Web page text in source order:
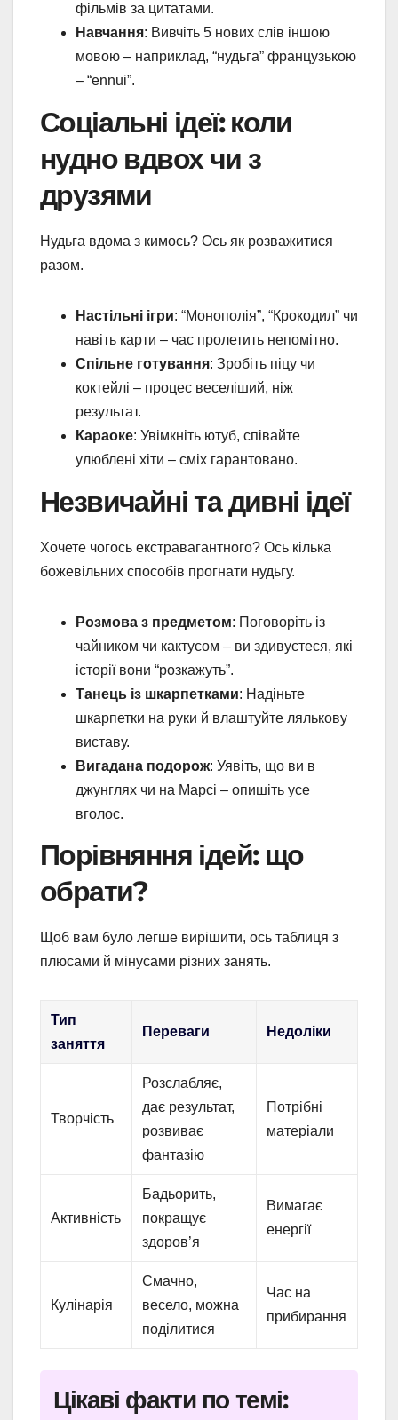
фільмів за цитатами.
Навчання: Вивчіть 5 нових слів іншою
мовою – наприклад, “нудьга” французькою
– “ennui”.
Соціальні ідеї: коли
нудно вдвох чи з
друзями
Нудьга вдома з кимось? Ось як розважитися
разом.
Настільні ігри: “Монополія”, “Крокодил” чи
навіть карти – час пролетить непомітно.
Спільне готування: Зробіть піцу чи
коктейлі – процес веселіший, ніж
результат.
Караоке: Увімкніть ютуб, співайте
улюблені хіти – сміх гарантовано.
Незвичайні та дивні ідеї
Хочете чогось екстравагантного? Ось кілька
божевільних способів прогнати нудьгу.
Розмова з предметом: Поговоріть із
чайником чи кактусом – ви здивуєтеся, які
історії вони “розкажуть”.
Танець із шкарпетками: Надіньте
шкарпетки на руки й влаштуйте лялькову
виставу.
Вигадана подорож: Уявіть, що ви в
джунглях чи на Марсі – опишіть усе
вголос.
Порівняння ідей: що
обрати?
Щоб вам було легше вирішити, ось таблиця з
плюсами й мінусами різних занять.
Тип
заняття
Переваги Недоліки
Творчість
Розслабляє,
дає результат,
розвиває
фантазію
Потрібні
матеріали
Активність
Бадьорить,
покращує
здоров’я
Вимагає
енергії
Кулінарія
Смачно,
весело, можна
поділитися
Час на
прибирання
Цікаві факти по темі: